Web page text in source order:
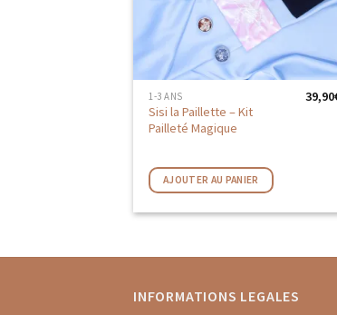
1-3 ANS
Sisi la Paillette – Kit
Pailleté Magique
39,90
AJOUTER AU PANIER
INFORMATIONS LEGALES